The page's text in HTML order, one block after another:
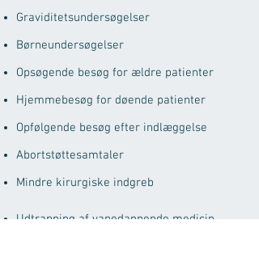
Graviditetsundersøgelser
Børneundersøgelser
Opsøgende besøg for ældre patienter
Hjemmebesøg for døende patienter
Opfølgende besøg efter indlæggelse
Abortstøttesamtaler
Mindre kirurgiske indgreb
Udtrapning af vanedannende medicin